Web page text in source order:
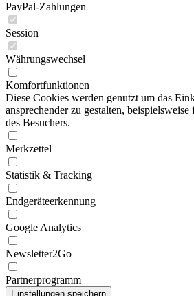
PayPal-Zahlungen
Session
Währungswechsel
Komfortfunktionen
Diese Cookies werden genutzt um das
ansprechender zu gestalten,
des Besuchers.
Merkzettel
Statistik & Tracking
Endgeräteerkennung
Google Analytics
Newsletter2Go
Partnerprogramm